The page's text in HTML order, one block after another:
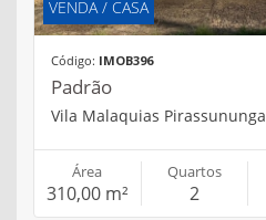
VENDA / CASA
Código: IMOB396
Padrão
Vila Malaquias
Área
310,00 m²
Quartos
2